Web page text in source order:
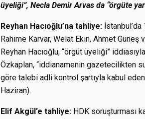
üyeliği”, Necla Demir Arvas da “örgüte
Reyhan Hacıoğlu’na tahliye:
Rahime Karvar, Welat Ekin, Ahmet Güneş
Reyhan Hacıoğlu, “örgüt üyeliği”
Özkaplan, “iddianamenin gazetecilikten
göre talebi adli kontrol şartıyla kabul eden
Haziran).
Elif Akgül’e tahliye: HDK soruşturması